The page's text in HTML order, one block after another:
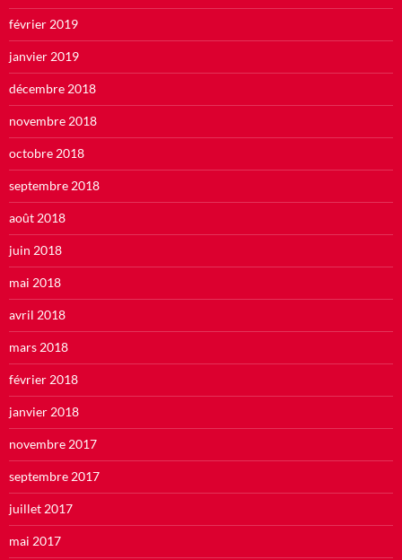
février 2019
janvier 2019
décembre 2018
novembre 2018
octobre 2018
septembre 2018
août 2018
juin 2018
mai 2018
avril 2018
mars 2018
février 2018
janvier 2018
novembre 2017
septembre 2017
juillet 2017
mai 2017